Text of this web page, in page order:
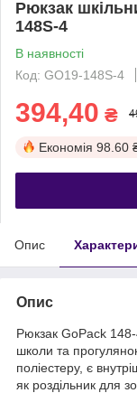
Рюкзак
148S-4
В наявності
Код: GO19-148S-4
394,40 ₴
Економія 98.60
Опис
Опис
Рюкзак GoPack 148-
школи та
поліестеру, є
як роздільник для